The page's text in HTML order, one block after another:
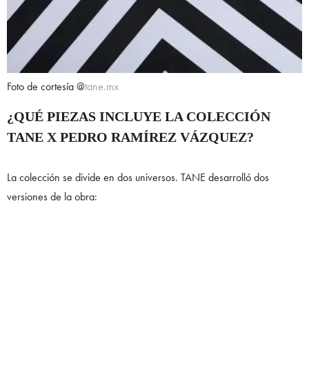
Foto de cortesía @tane.mx
¿QUÉ PIEZAS INCLUYE LA COLECCIÓN
TANE X PEDRO RAMÍREZ VÁZQUEZ?
La colección se divide en dos universos. TANE desarrolló dos
versiones de la obra: